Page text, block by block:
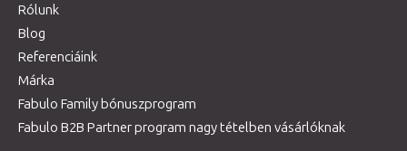
Rólunk
Blog
Referenciáink
Márka
Fabulo Family bónuszprogram
Fabulo B2B Partner program nagy tételben vásárlóknak